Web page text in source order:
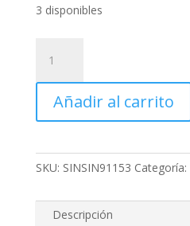
3 disponibles
PVC
500
FOSET
Añadir al carrito
SKU: SINSIN91153 Categoría:
Descripción